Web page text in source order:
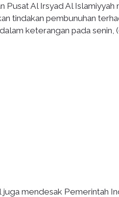
Pusat Al Irsyad Al
tindakan pembunuhan
keterangan pada senin,
juga mendesak Pemerintah